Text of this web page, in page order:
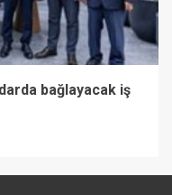
bağlayacak iş